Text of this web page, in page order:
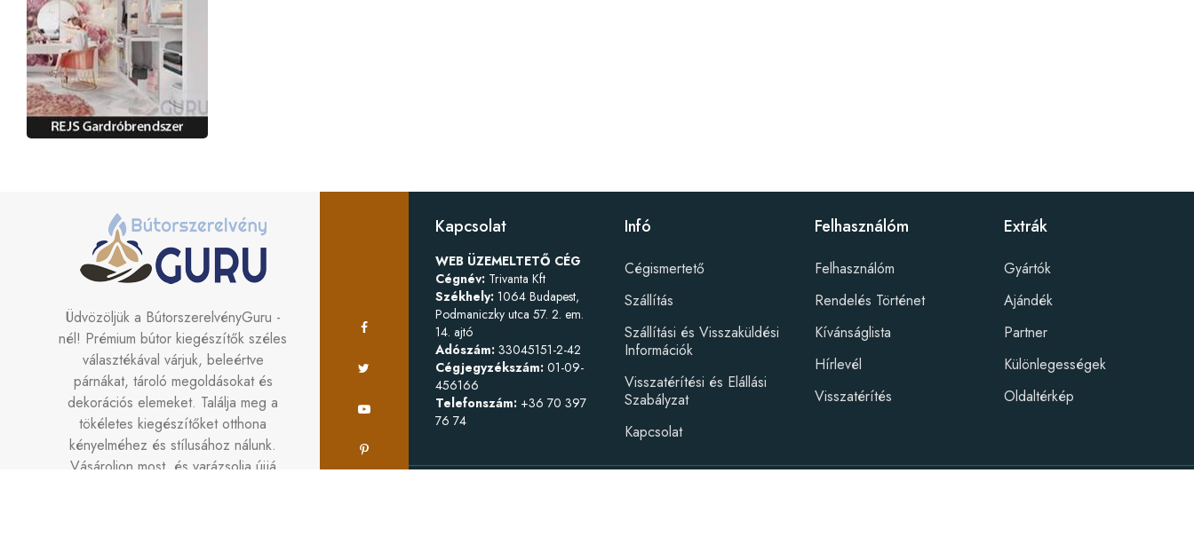
Üdvözöljük a BútorszerelvényGuru -
nél! Prémium bútor kiegészítők széles
választékával várjuk, beleértve
párnákat, tároló megoldásokat és
dekorációs elemeket. Találja meg a
tökéletes kiegészítőket otthona
kényelméhez és stílusához nálunk.
Vásároljon most, és varázsolja újjá
Kapcsolat
WEB ÜZEMELTETŐ CÉG
Cégnév:Trivanta Kft
Székhely:1064 Budapest,
Podmaniczky utca 57. 2. em.
14. ajtó
Adószám:33045151-2-42
Cégjegyzékszám:01-09-
456166
Telefonszám:+36 70 397
76 74
Infó
Cégismertető
Szállítás
Szállítási és Visszaküldési
Információk
Visszatérítési és Elállási
Szabályzat
Kapcsolat
Felhasználóm
Felhasználóm
Rendelés Történet
Kívánságlista
Hírlevél
Visszatérítés
Extrák
Gyártók
Ajándék
Partner
Különlegességek
Oldaltérkép